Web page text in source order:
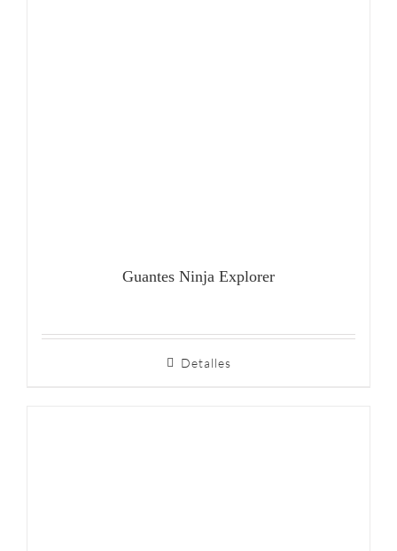
Guantes Ninja Explorer
Detalles